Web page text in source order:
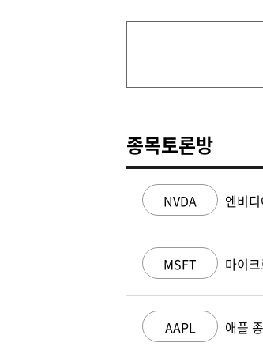
종목토론방
NVDA 엔비
MSFT 마이
AAPL 애플